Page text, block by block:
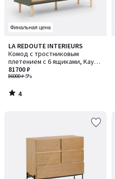
Финальная цена
LA REDOUTE INTERIEURS
Комод с тростниковым
плетением с 6 ящиками, Kaya /
Кайа
86000 ₽-5%
81700 ₽
4
/
5
4
/